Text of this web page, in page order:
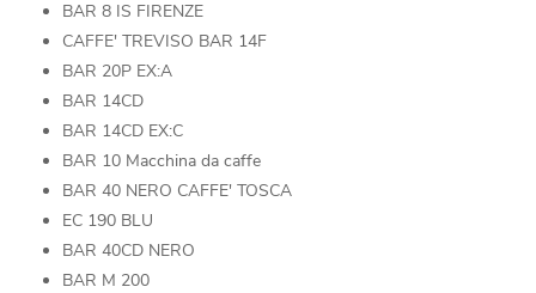
BAR 8 IS FIRENZE
CAFFE' TREVISO BAR 14F
BAR 20P EX:A
BAR 14CD
BAR 14CD EX:C
BAR 10 Macchina da caffe
BAR 40 NERO CAFFE' TOSCA
EC 190 BLU
BAR 40CD NERO
BAR M 200